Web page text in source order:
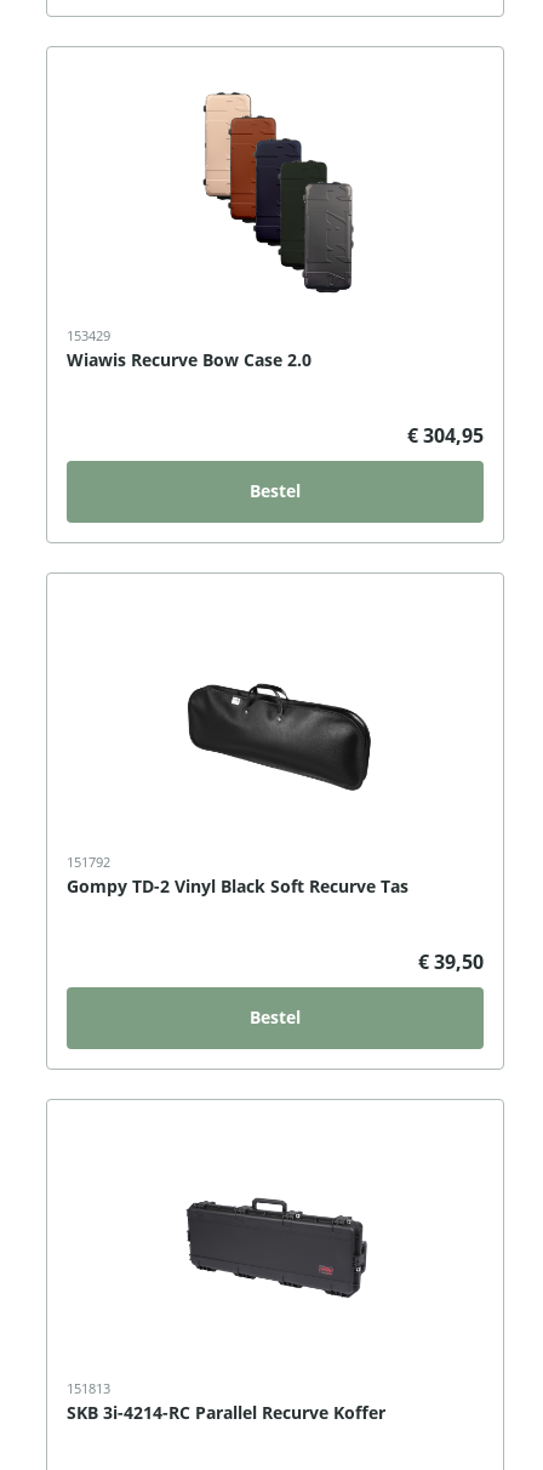
153429
Wiawis Recurve Bow Case 2.0
€ 304,95
Bestel
151792
Gompy TD-2 Vinyl Black Soft Recurve Tas
€ 39,50
Bestel
151813
SKB 3i-4214-RC Parallel Recurve Koffer